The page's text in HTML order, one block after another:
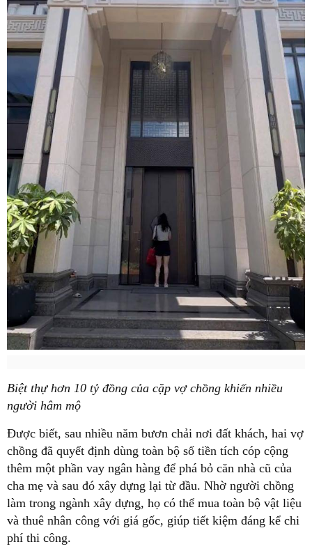
Biệt thự hơn 10 tỷ đồng của cặp vợ chồng khiến nhiều
người hâm mộ
Được biết, sau nhiều năm bươn chải nơi đất khách, hai vợ
chồng đã quyết định dùng toàn bộ số tiền tích cóp cộng
thêm một phần vay ngân hàng để phá bỏ căn nhà cũ của
cha mẹ và sau đó xây dựng lại từ đầu. Nhờ người chồng
làm trong ngành xây dựng, họ có thể mua toàn bộ vật liệu
và thuê nhân công với giá gốc, giúp tiết kiệm đáng kể chi
phí thi công.